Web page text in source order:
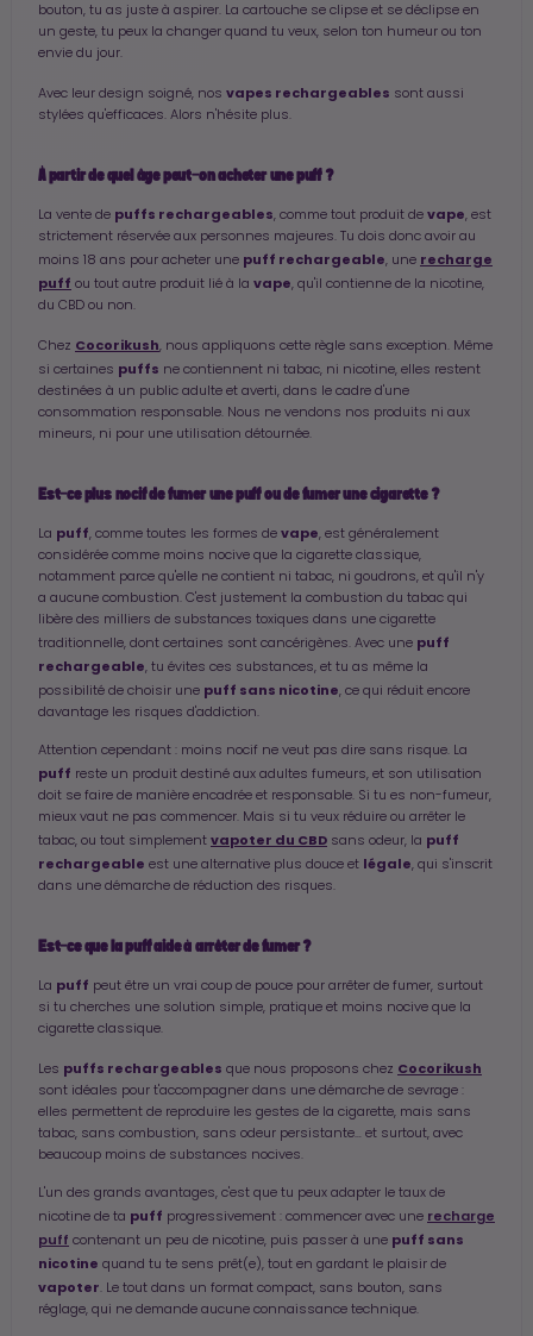
bouton, tu as juste à aspirer. La cartouche se clipse et se déclipse en
un geste, tu peux la changer quand tu veux, selon ton humeur ou ton
envie du jour.
Avec leur design soigné, nos vapes rechargeables sont aussi
stylées qu'efficaces. Alors n'hésite plus.
À partir de quel âge peut-on acheter une puff ?
La vente de puffs rechargeables, comme tout produit de vape, est
strictement réservée aux personnes majeures. Tu dois donc avoir au
moins 18 ans pour acheter une puff rechargeable, une recharge
puff ou tout autre produit lié à la vape, qu'il contienne de la nicotine,
du CBD ou non.
Chez Cocorikush, nous appliquons cette règle sans exception. Même
si certaines puffs ne contiennent ni tabac, ni nicotine, elles restent
destinées à un public adulte et averti, dans le cadre d'une
consommation responsable. Nous ne vendons nos produits ni aux
mineurs, ni pour une utilisation détournée.
Est-ce plus nocif de fumer une puff ou de fumer une cigarette ?
La puff, comme toutes les formes de vape, est généralement
considérée comme moins nocive que la cigarette classique,
notamment parce qu'elle ne contient ni tabac, ni goudrons, et qu'il n'y
a aucune combustion. C'est justement la combustion du tabac qui
libère des milliers de substances toxiques dans une cigarette
traditionnelle, dont certaines sont cancérigènes. Avec une puff
rechargeable, tu évites ces substances, et tu as même la
possibilité de choisir une puff sans nicotine, ce qui réduit encore
davantage les risques d'addiction.
Attention cependant : moins nocif ne veut pas dire sans risque. La
puff reste un produit destiné aux adultes fumeurs, et son utilisation
doit se faire de manière encadrée et responsable. Si tu es non-fumeur,
mieux vaut ne pas commencer. Mais si tu veux réduire ou arrêter le
tabac, ou tout simplement vapoter du CBD sans odeur, la puff
rechargeable est une alternative plus douce et légale, qui s'inscrit
dans une démarche de réduction des risques.
Est-ce que la puff aide à arrêter de fumer ?
La puff peut être un vrai coup de pouce pour arrêter de fumer, surtout
si tu cherches une solution simple, pratique et moins nocive que la
cigarette classique.
Les puffs rechargeables que nous proposons chez Cocorikush
sont idéales pour t'accompagner dans une démarche de sevrage :
elles permettent de reproduire les gestes de la cigarette, mais sans
tabac, sans combustion, sans odeur persistante… et surtout, avec
beaucoup moins de substances nocives.
L'un des grands avantages, c'est que tu peux adapter le taux de
nicotine de ta puff progressivement : commencer avec une recharge
puff contenant un peu de nicotine, puis passer à une puff sans
nicotine quand tu te sens prêt(e), tout en gardant le plaisir de
vapoter. Le tout dans un format compact, sans bouton, sans
réglage, qui ne demande aucune connaissance technique.